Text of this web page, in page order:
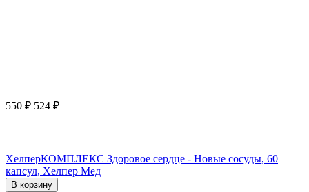
550 ₽ 524 ₽
ХелперКОМПЛЕКС Здоровое сердце - Новые сосуды, 60
капсул, Хелпер Мед
В корзину